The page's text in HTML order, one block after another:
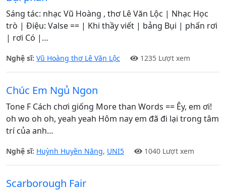
Sáng tác: nhạc Vũ Hoàng , thơ Lê Văn Lộc | Nhạc Học
trò | Điệu: Valse == | Khi thầy viết | bảng Bụi | phấn rơi
| rơi Có |…
Nghệ sĩ: Vũ Hoàng thơ Lê Văn Lộc 1235 Lượt xem
Chúc Em Ngủ Ngon
Tone F Cách chơi giống More than Words == Êy, em ơi!
oh wo oh oh, yeah yeah Hôm nay em đã đi lại trong tâm
trí của anh…
Nghệ sĩ: Huỳnh Huyền Năng, UNI5 1040 Lượt xem
Scarborough Fair